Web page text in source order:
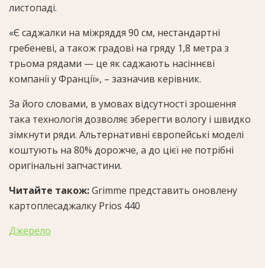
листопаді.
«Є саджалки на міжряддя 90 см, нестандартні
гребеневі, а також градові на гряду 1,8 метра з
трьома рядами — це як саджають насіннєві
компанії у Франції», – зазначив керівник.
За його словами, в умовах відсутності зрошення
така технологія дозволяє зберегти вологу і швидко
зімкнути ряди. Альтернативні європейські моделі
коштують на 80% дорожче, а до цієї не потрібні
оригінальні запчастини.
Читайте також:Grimme представить оновлену
картоплесаджалку Prios 440
Джерело